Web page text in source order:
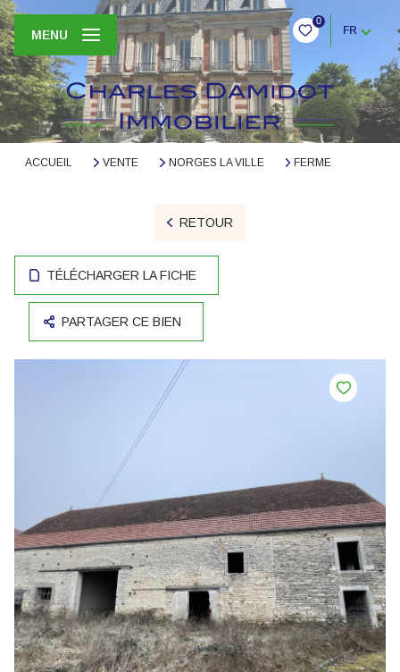
0
FR
MENU
ACCUEIL VENTE NORGES LA VILLE FERME
RETOUR
TÉLÉCHARGER LA FICHE
PARTAGER CE BIEN